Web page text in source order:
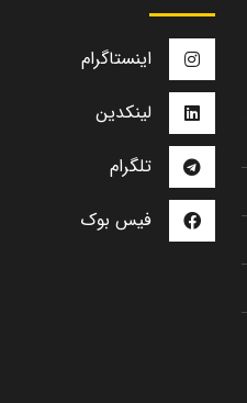
اینستاگرام
لینکدین
تلگرام
فیس بوک